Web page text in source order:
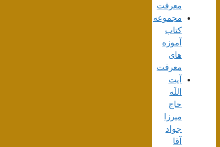
معرفت
مجموعه
کتاب
آموزه
های
معرفت
آیت
اللَه
حاج
میرزا
جواد
آقا